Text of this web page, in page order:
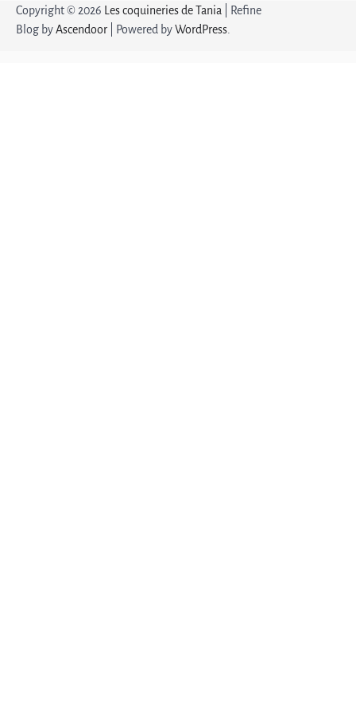
Copyright © 2026 Les coquineries de Tania | Refine
Blog byAscendoor | Powered byWordPress